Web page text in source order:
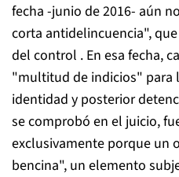
fecha -junio de 2016- aún
corta antidelincuencia",
del control . En esa fecha,
"multitud de indicios" para
identidad y posterior
se comprobó en el juicio,
exclusivamente porque un
bencina", un elemento